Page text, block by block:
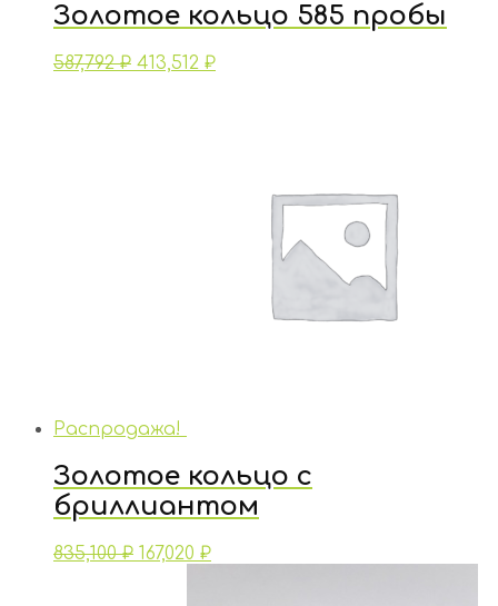
Золотое кольцо 585 пробы
587,792₽ 413,512 ₽
Распродажа!
Золотое кольцо с
бриллиантом
835,100₽ 167,020 ₽